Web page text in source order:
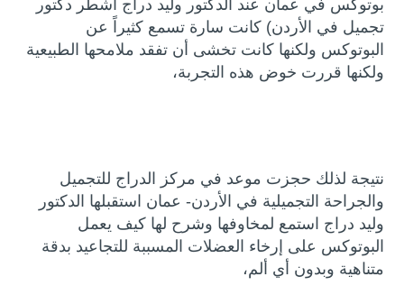
بوتوكس في عمان عند الدكتور وليد دراج اشطر دكتور
تجميل في الأردن) كانت سارة تسمع كثيراً عن
البوتوكس ولكنها كانت تخشى أن تفقد ملامحها الطبيعية
ولكنها قررت خوض هذه التجربة،
نتيجة لذلك حجزت موعد في مركز الدراج للتجميل
والجراحة التجميلية في الأردن- عمان استقبلها الدكتور
وليد دراج استمع لمخاوفها وشرح لها كيف يعمل
البوتوكس على إرخاء العضلات المسببة للتجاعيد بدقة
متناهية وبدون أي ألم،